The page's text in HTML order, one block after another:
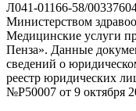
Л041-01166-58/
Министерством
Медицинские услуги
Пенза». Данные
сведений о
реестр юридических
№Р50007 от 9 октября